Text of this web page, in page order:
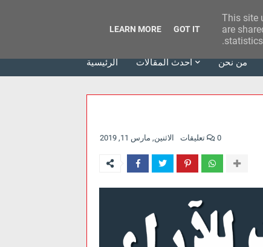
وكالة الحدث للآراء
الرئيسية أحدث المقالات من نحن
الاثنين, مارس 11, 2019 0 تعليقات
This site
are
LEARN MORE GOT IT